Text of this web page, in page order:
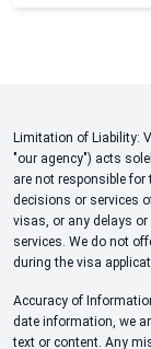
Limitation of Liability:
"our agency") acts
are not responsible
decisions or services
visas, or any delays
services. We do not
during the visa
Accuracy of
date information, we
text or content. Any